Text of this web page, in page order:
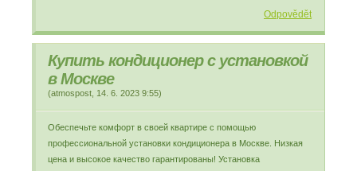
Odpovědět
Купить кондиционер с установкой
в Москве
(atmospost 14. 6. 2023 9:55)
Обеспечьте комфорт в своей квартире с помощью
профессиональной установки кондиционера в Москве. Низкая
цена и высокое качество гарантированы! Установка